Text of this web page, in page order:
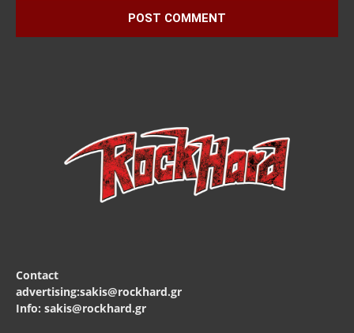
Contact
advertising:sakis@rockhard.gr
Info: sakis@rockhard.gr